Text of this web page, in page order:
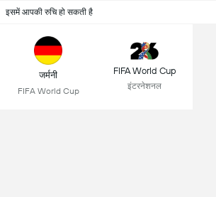
इसमें आपकी रुचि हो सकती है
जर्मनी
FIFA World Cup
FIFA World Cup
इंटरनेशनल